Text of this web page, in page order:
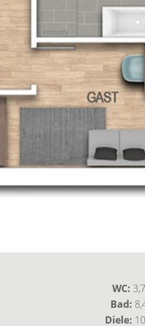
WC:
Bad:
Diele: